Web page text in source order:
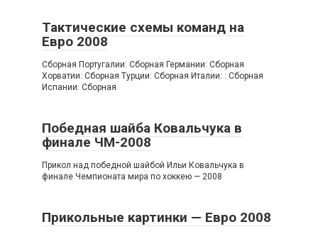
Тактические схемы команд на
Евро 2008
Сборная Португалии: Сборная Германии: Сборная
Хорватии: Сборная Турции: Сборная Италии: : Сборная
Испании: Сборная
Победная шайба Ковальчука в
финале ЧМ-2008
Прикол над победной шайбой Ильи Ковальчука в
финале Чемпионата мира по хоккею — 2008
Прикольные картинки — Евро 2008